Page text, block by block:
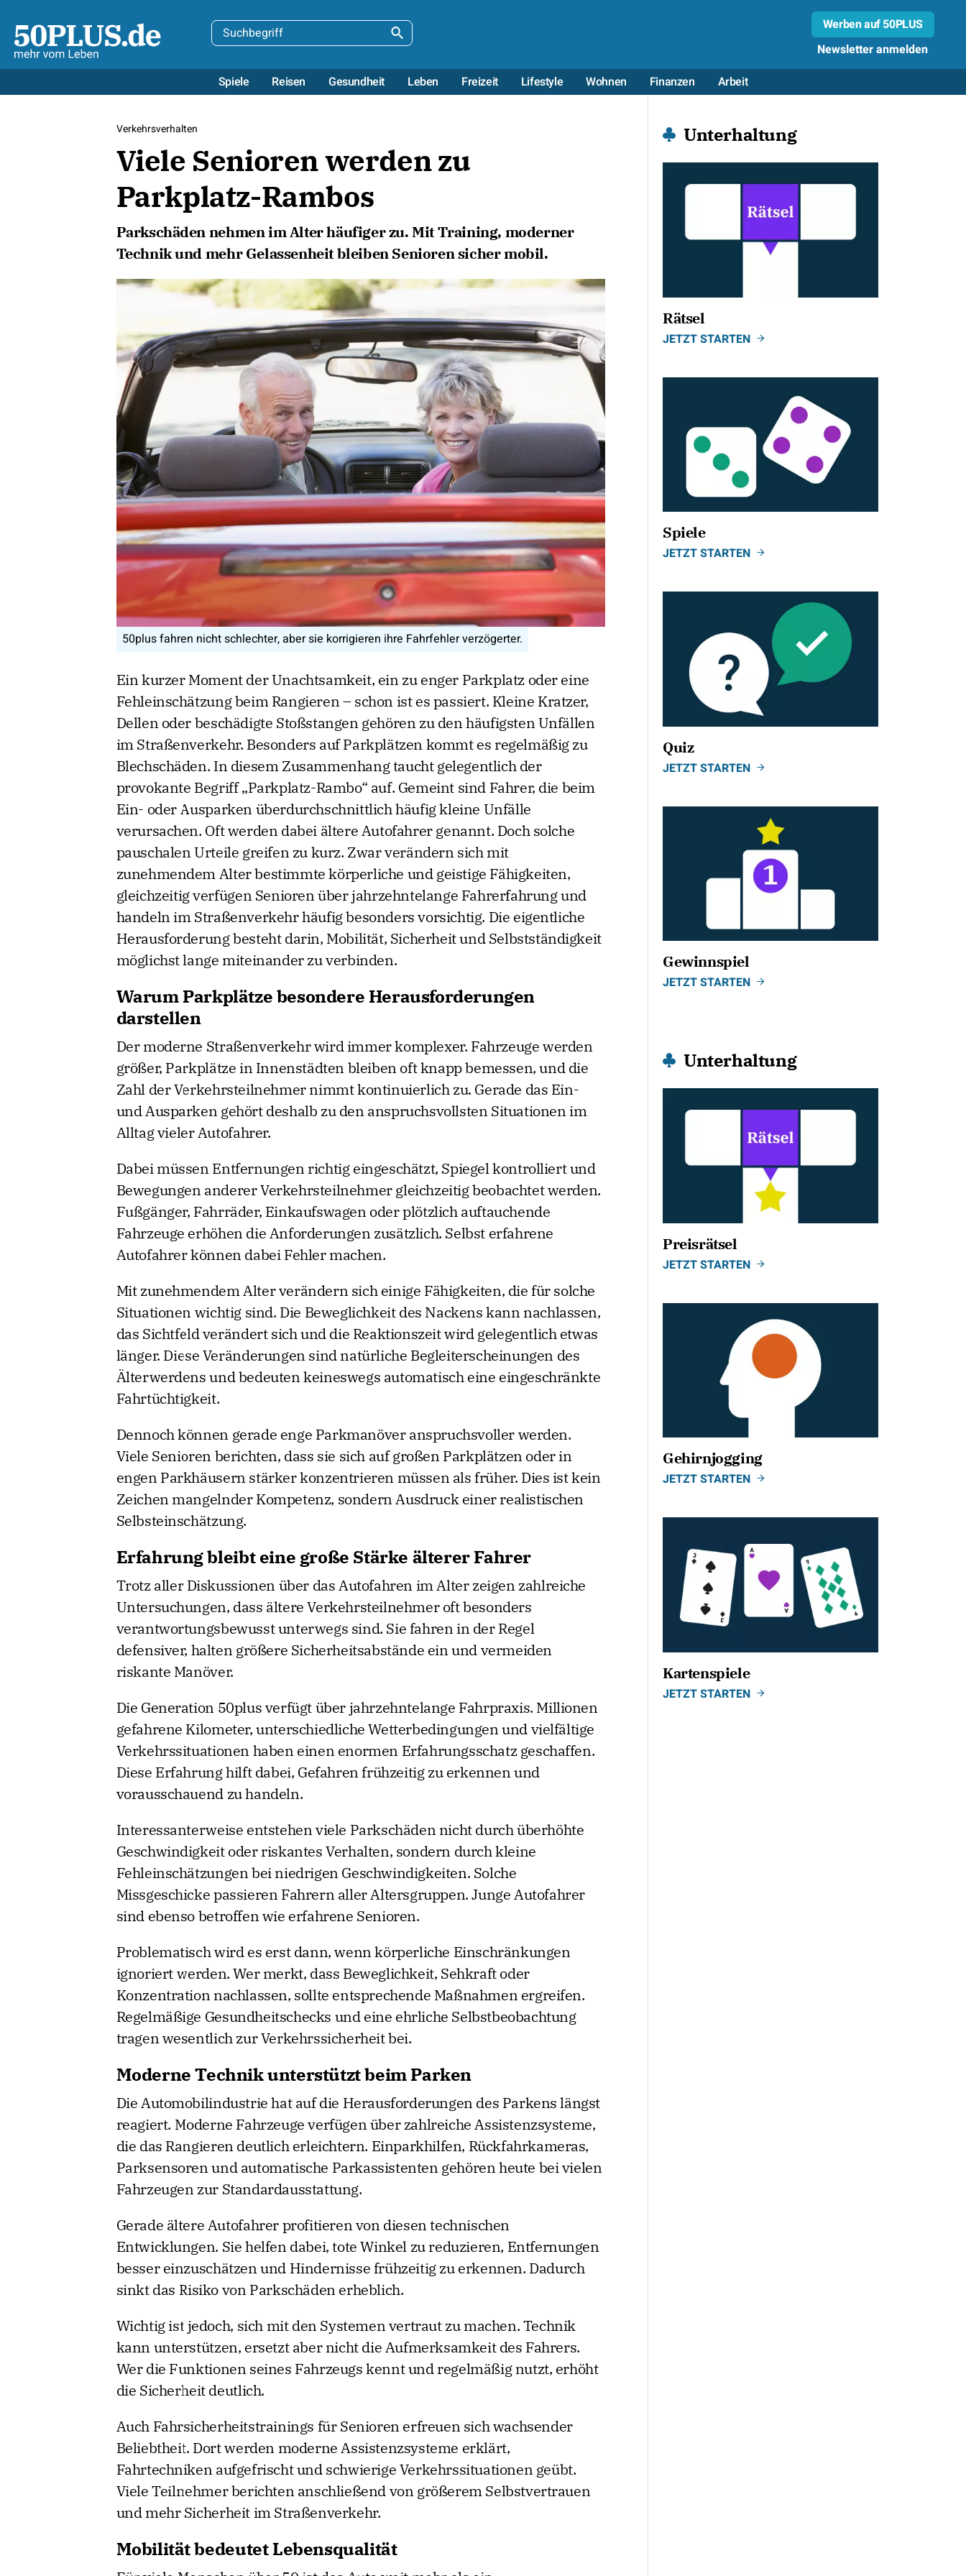
Werben auf 50PLUS
Newsletter anmelden
Spiele
Reisen Gesundheit Leben Freizeit Lifestyle Wohnen Finanzen Arbeit
Verkehrsverhalten
Viele Senioren werden zu
Parkplatz-Rambos
Parkschäden nehmen im Alter häufiger zu. Mit Training, moderner
Technik und mehr Gelassenheit bleiben Senioren sicher mobil.
50plus fahren nicht schlechter, aber sie korrigieren ihre Fahrfehler verzögerter.
Ein kurzer Moment der Unachtsamkeit, ein zu enger Parkplatz oder eine
Fehleinschätzung beim Rangieren – schon ist es passiert. Kleine Kratzer,
Dellen oder beschädigte Stoßstangen gehören zu den häufigsten Unfällen
im Straßenverkehr. Besonders auf Parkplätzen kommt es regelmäßig zu
Blechschäden. In diesem Zusammenhang taucht gelegentlich der
provokante Begriff „Parkplatz-Rambo“ auf. Gemeint sind Fahrer, die beim
Ein- oder Ausparken überdurchschnittlich häufig kleine Unfälle
verursachen. Oft werden dabei ältere Autofahrer genannt. Doch solche
pauschalen Urteile greifen zu kurz. Zwar verändern sich mit
zunehmendem Alter bestimmte körperliche und geistige Fähigkeiten,
gleichzeitig verfügen Senioren über jahrzehntelange Fahrerfahrung und
handeln im Straßenverkehr häufig besonders vorsichtig. Die eigentliche
Herausforderung besteht darin, Mobilität, Sicherheit und Selbstständigkeit
möglichst lange miteinander zu verbinden.
Warum Parkplätze besondere Herausforderungen
darstellen
Der moderne Straßenverkehr wird immer komplexer. Fahrzeuge werden
größer, Parkplätze in Innenstädten bleiben oft knapp bemessen, und die
Zahl der Verkehrsteilnehmer nimmt kontinuierlich zu. Gerade das Ein-
und Ausparken gehört deshalb zu den anspruchsvollsten Situationen im
Alltag vieler Autofahrer.
Dabei müssen Entfernungen richtig eingeschätzt, Spiegel kontrolliert und
Bewegungen anderer Verkehrsteilnehmer gleichzeitig beobachtet werden.
Fußgänger, Fahrräder, Einkaufswagen oder plötzlich auftauchende
Fahrzeuge erhöhen die Anforderungen zusätzlich. Selbst erfahrene
Autofahrer können dabei Fehler machen.
Mit zunehmendem Alter verändern sich einige Fähigkeiten, die für solche
Situationen wichtig sind. Die Beweglichkeit des Nackens kann nachlassen,
das Sichtfeld verändert sich und die Reaktionszeit wird gelegentlich etwas
länger. Diese Veränderungen sind natürliche Begleiterscheinungen des
Älterwerdens und bedeuten keineswegs automatisch eine eingeschränkte
Fahrtüchtigkeit.
Dennoch können gerade enge Parkmanöver anspruchsvoller werden.
Viele Senioren berichten, dass sie sich auf großen Parkplätzen oder in
engen Parkhäusern stärker konzentrieren müssen als früher. Dies ist kein
Zeichen mangelnder Kompetenz, sondern Ausdruck einer realistischen
Selbsteinschätzung.
Erfahrung bleibt eine große Stärke älterer Fahrer
Trotz aller Diskussionen über das Autofahren im Alter zeigen zahlreiche
Untersuchungen, dass ältere Verkehrsteilnehmer oft besonders
verantwortungsbewusst unterwegs sind. Sie fahren in der Regel
defensiver, halten größere Sicherheitsabstände ein und vermeiden
riskante Manöver.
Die Generation 50plus verfügt über jahrzehntelange Fahrpraxis. Millionen
gefahrene Kilometer, unterschiedliche Wetterbedingungen und vielfältige
Verkehrssituationen haben einen enormen Erfahrungsschatz geschaffen.
Diese Erfahrung hilft dabei, Gefahren frühzeitig zu erkennen und
vorausschauend zu handeln.
Interessanterweise entstehen viele Parkschäden nicht durch überhöhte
Geschwindigkeit oder riskantes Verhalten, sondern durch kleine
Fehleinschätzungen bei niedrigen Geschwindigkeiten. Solche
Missgeschicke passieren Fahrern aller Altersgruppen. Junge Autofahrer
sind ebenso betroffen wie erfahrene Senioren.
Problematisch wird es erst dann, wenn körperliche Einschränkungen
ignoriert werden. Wer merkt, dass Beweglichkeit, Sehkraft oder
Konzentration nachlassen, sollte entsprechende Maßnahmen ergreifen.
Regelmäßige Gesundheitschecks und eine ehrliche Selbstbeobachtung
tragen wesentlich zur Verkehrssicherheit bei.
Moderne Technik unterstützt beim Parken
Die Automobilindustrie hat auf die Herausforderungen des Parkens längst
reagiert. Moderne Fahrzeuge verfügen über zahlreiche Assistenzsysteme,
die das Rangieren deutlich erleichtern. Einparkhilfen, Rückfahrkameras,
Parksensoren und automatische Parkassistenten gehören heute bei vielen
Fahrzeugen zur Standardausstattung.
Gerade ältere Autofahrer profitieren von diesen technischen
Entwicklungen. Sie helfen dabei, tote Winkel zu reduzieren, Entfernungen
besser einzuschätzen und Hindernisse frühzeitig zu erkennen. Dadurch
sinkt das Risiko von Parkschäden erheblich.
Wichtig ist jedoch, sich mit den Systemen vertraut zu machen. Technik
kann unterstützen, ersetzt aber nicht die Aufmerksamkeit des Fahrers.
Wer die Funktionen seines Fahrzeugs kennt und regelmäßig nutzt, erhöht
die Sicherheit deutlich.
Auch Fahrsicherheitstrainings für Senioren erfreuen sich wachsender
Beliebtheit. Dort werden moderne Assistenzsysteme erklärt,
Fahrtechniken aufgefrischt und schwierige Verkehrssituationen geübt.
Viele Teilnehmer berichten anschließend von größerem Selbstvertrauen
und mehr Sicherheit im Straßenverkehr.
Mobilität bedeutet Lebensqualität
Unterhaltung
Rätsel
JETZT STARTEN
Spiele
JETZT STARTEN
Quiz
JETZT STARTEN
Gewinnspiel
JETZT STARTEN
Unterhaltung
Preisrätsel
JETZT STARTEN
Gehirnjogging
JETZT STARTEN
Kartenspiele
JETZT STARTEN